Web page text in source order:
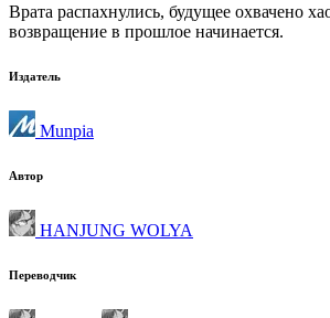
Врата распахнулись, будущее охвачено
возвращение в прошлое начинается.
Издатель
Munpia
Автор
HANJUNG WOLYA
Переводчик